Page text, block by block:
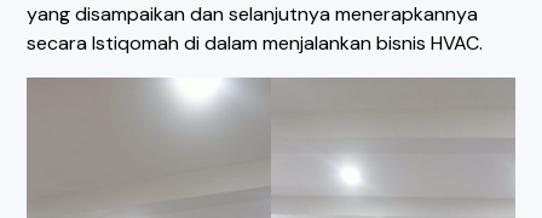
yang disampaikan dan selanjutnya menerapkannya
secara Istiqomah di dalam menjalankan bisnis HVAC.